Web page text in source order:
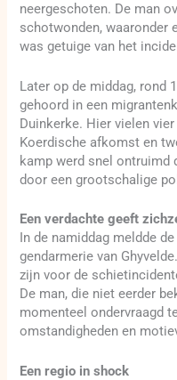
neergeschoten. De man
schotwonden, waaronder
was getuige van het
Later op de middag, rond
gehoord in een
Duinkerke. Hier vielen
Koerdische afkomst en
kamp werd snel ontruimd
door een grootschalige
Een verdachte geeft
In de namiddag meldde
gendarmerie van
zijn voor de
De man, die niet eerder
momenteel ondervraagd
omstandigheden en
Een regio in shock